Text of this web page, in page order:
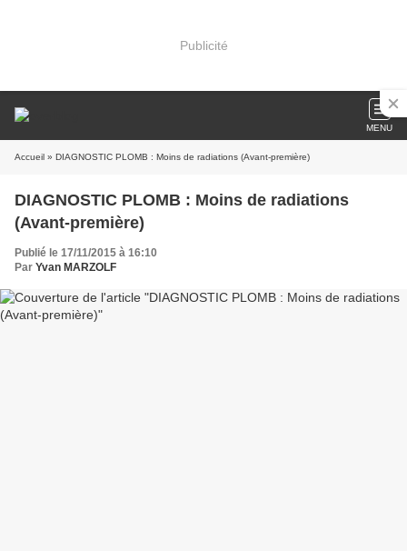
Publicité
MENU
Accueil » DIAGNOSTIC PLOMB : Moins de radiations (Avant-première)
DIAGNOSTIC PLOMB : Moins de radiations
(Avant-première)
Publié le 17/11/2015 à 16:10
Par Yvan MARZOLF